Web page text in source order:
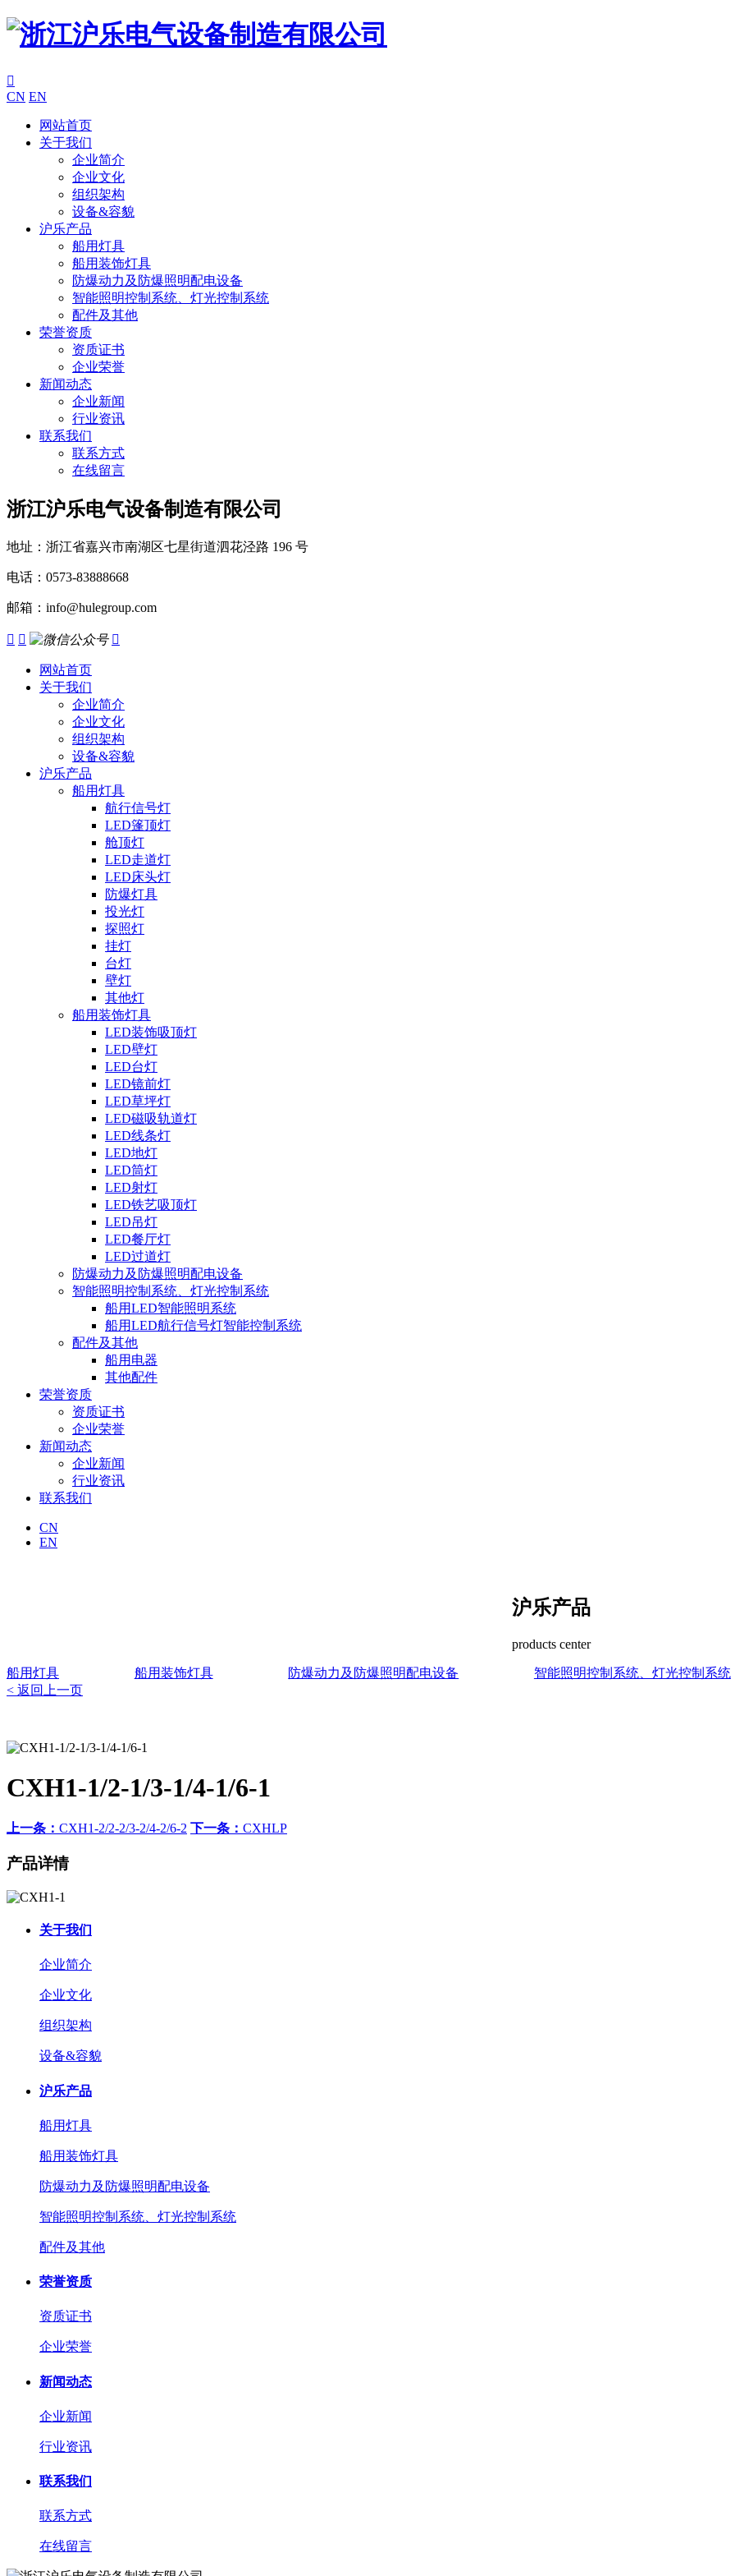

CN EN
网站首页
关于我们
企业简介
企业文化
组织架构
设备&容貌
沪乐产品
船用灯具
船用装饰灯具
防爆动力及防爆照明配电设备
智能照明控制系统、灯光控制系统
配件及其他
荣誉资质
资质证书
企业荣誉
新闻动态
企业新闻
行业资讯
联系我们
联系方式
在线留言
浙江沪乐电气设备制造有限公司
地址：浙江省嘉兴市南湖区七星街道泗花泾路 196 号
电话：0573-83888668
邮箱：info@hulegroup.com
  
网站首页
关于我们
企业简介
企业文化
组织架构
设备&容貌
沪乐产品
船用灯具
航行信号灯
LED篷顶灯
舱顶灯
LED走道灯
LED床头灯
防爆灯具
投光灯
探照灯
挂灯
台灯
壁灯
其他灯
船用装饰灯具
LED装饰吸顶灯
LED壁灯
LED台灯
LED镜前灯
LED草坪灯
LED磁吸轨道灯
LED线条灯
LED地灯
LED筒灯
LED射灯
LED铁艺吸顶灯
LED吊灯
LED餐厅灯
LED过道灯
防爆动力及防爆照明配电设备
智能照明控制系统、灯光控制系统
船用LED智能照明系统
船用LED航行信号灯智能控制系统
配件及其他
船用电器
其他配件
荣誉资质
资质证书
企业荣誉
新闻动态
企业新闻
行业资讯
联系我们
CN
EN
沪乐产品
products center
船用灯具 船用装饰灯具 防爆动力及防爆照明配电设备 智能照明控制系统、灯光控制系统
< 返回上一页
CXH1-1/2-1/3-1/4-1/6-1
上一条： CXH1-2/2-2/3-2/4-2/6-2 下一条： CXHLP
产品详情
关于我们
企业简介
企业文化
组织架构
设备&容貌
沪乐产品
船用灯具
船用装饰灯具
防爆动力及防爆照明配电设备
智能照明控制系统、灯光控制系统
配件及其他
荣誉资质
资质证书
企业荣誉
新闻动态
企业新闻
行业资讯
联系我们
联系方式
在线留言